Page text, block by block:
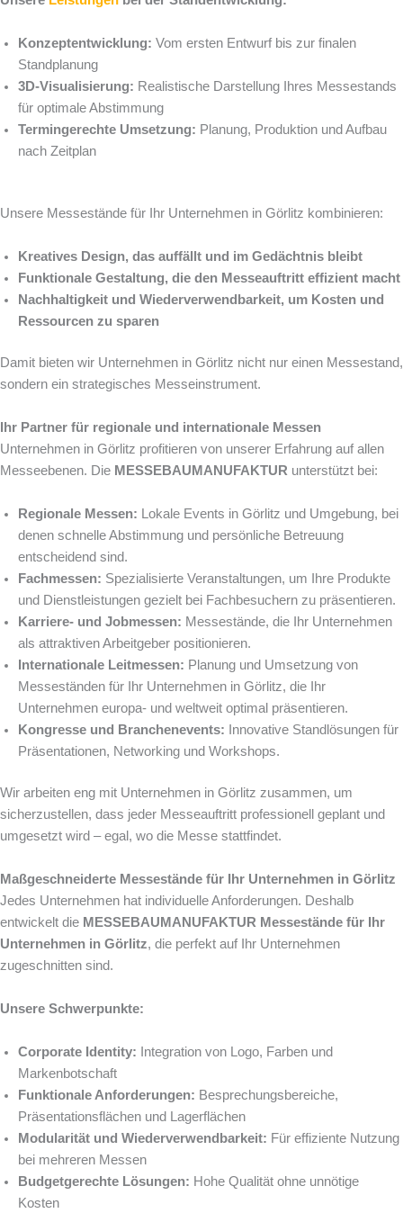
Konzeptentwicklung: Vom ersten Entwurf bis zur finalen
Standplanung
3D-Visualisierung: Realistische Darstellung Ihres Messestands
für optimale Abstimmung
Termingerechte Umsetzung: Planung, Produktion und Aufbau
nach Zeitplan
Unsere Messestände für Ihr Unternehmen in Görlitz kombinieren:
Kreatives Design, das auffällt und im Gedächtnis bleibt
Funktionale Gestaltung, die den Messeauftritt effizient macht
Nachhaltigkeit und Wiederverwendbarkeit, um Kosten und
Ressourcen zu sparen
Damit bieten wir Unternehmen in Görlitz nicht nur einen Messestand,
sondern ein strategisches Messeinstrument.
Ihr Partner für regionale und internationale Messen
Unternehmen in Görlitz profitieren von unserer Erfahrung auf allen
Messeebenen. Die MESSEBAUMANUFAKTUR unterstützt bei:
Regionale Messen: Lokale Events in Görlitz und Umgebung, bei
denen schnelle Abstimmung und persönliche Betreuung
entscheidend sind.
Fachmessen: Spezialisierte Veranstaltungen, um Ihre Produkte
und Dienstleistungen gezielt bei Fachbesuchern zu präsentieren.
Karriere- und Jobmessen: Messestände, die Ihr Unternehmen
als attraktiven Arbeitgeber positionieren.
Internationale Leitmessen: Planung und Umsetzung von
Messeständen für Ihr Unternehmen in Görlitz, die Ihr
Unternehmen europa- und weltweit optimal präsentieren.
Kongresse und Branchenevents: Innovative Standlösungen für
Präsentationen, Networking und Workshops.
Wir arbeiten eng mit Unternehmen in Görlitz zusammen, um
sicherzustellen, dass jeder Messeauftritt professionell geplant und
umgesetzt wird – egal, wo die Messe stattfindet.
Maßgeschneiderte Messestände für Ihr Unternehmen in Görlitz
Jedes Unternehmen hat individuelle Anforderungen. Deshalb
entwickelt die MESSEBAUMANUFAKTUR Messestände für Ihr
Unternehmen in Görlitz, die perfekt auf Ihr Unternehmen
zugeschnitten sind.
Unsere Schwerpunkte:
Corporate Identity: Integration von Logo, Farben und
Markenbotschaft
Funktionale Anforderungen: Besprechungsbereiche,
Präsentationsflächen und Lagerflächen
Modularität und Wiederverwendbarkeit: Für effiziente Nutzung
bei mehreren Messen
Budgetgerechte Lösungen: Hohe Qualität ohne unnötige
Kosten